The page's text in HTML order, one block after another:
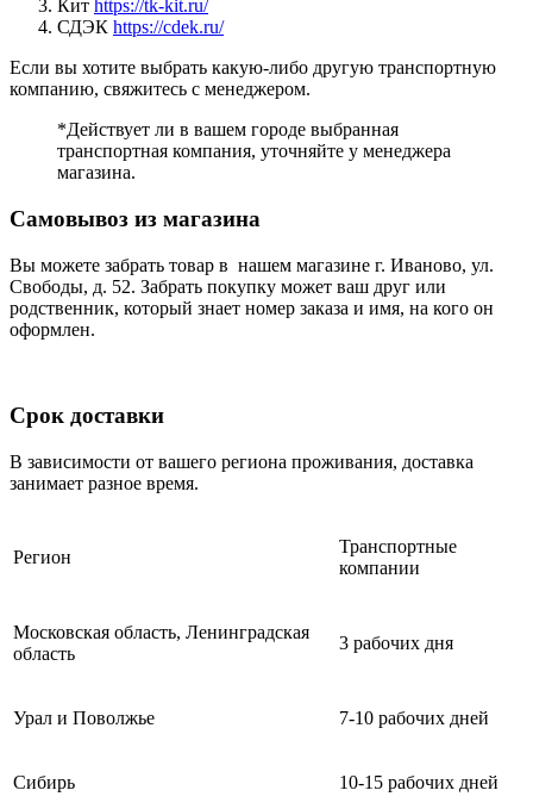
Кит https://tk-kit.ru/
СДЭК https://cdek.ru/
Если вы хотите выбрать какую-либо другую транспортную
компанию, свяжитесь с менеджером.
*Действует ли в вашем городе выбранная
транспортная компания, уточняйте у менеджера
магазина.
Самовывоз из магазина
Вы можете забрать товар в нашем магазине г. Иваново, ул.
Свободы, д. 52. Забрать покупку может ваш друг или
родственник, который знает номер заказа и имя, на кого он
оформлен.
Срок доставки
В зависимости от вашего региона проживания, доставка
занимает разное время.
Регион
Транспортные
компании
Московская область, Ленинградская
область
3 рабочих дня
Урал и Поволжье 7-10 рабочих дней
Сибирь 10-15 рабочих дней